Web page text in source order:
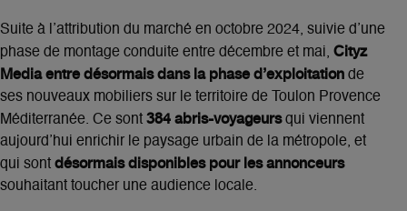
Suite à l’attribution du marché en octobre 2024, suivie d’une
phase de montage conduite entre décembre et mai, Cityz
Media entre désormais dans la phase d’exploitation de
ses nouveaux mobiliers sur le territoire de Toulon Provence
Méditerranée. Ce sont 384 abris-voyageursqui viennent
aujourd’hui enrichir le paysage urbain de la métropole, et
qui sont désormais disponibles pour les annonceurs
souhaitant toucher une audience locale.